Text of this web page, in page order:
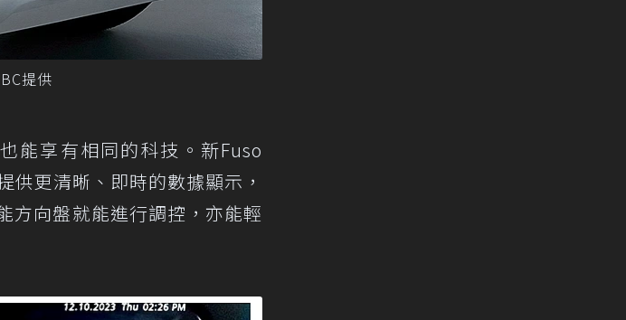
提供
能享有相同的科技。新Fuso
供更清晰、即時的數據顯示，
方向盤就能進行調控，亦能輕